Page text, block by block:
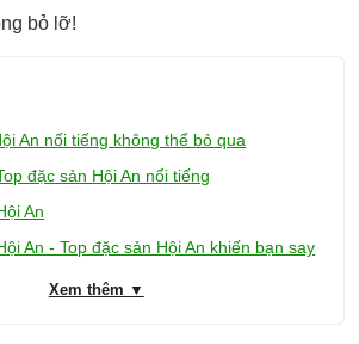
bỏ lỡ!
An nổi tiếng không thể bỏ qua
đặc sản Hội An nổi tiếng
An
An - Top đặc sản Hội An khiến bạn say
Xem thêm ▼